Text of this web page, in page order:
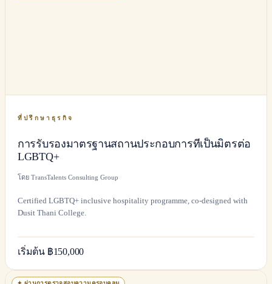
ที่ปรึกษาธุรกิจ
การรับรองมาตรฐานสถานประกอบการที่เป็นมิตรต่อ
LGBTQ+
โดย TransTalents Consulting Group
Certified LGBTQ+ inclusive hospitality programme, co-designed with
Dusit Thani College.
เริ่มต้น ฿150,000